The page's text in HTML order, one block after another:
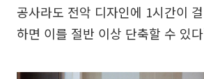
공사라도 전악 디자인에 1시간이
하면 이를 절반 이상 단축할 수 있